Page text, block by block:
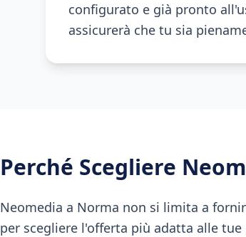
configurato e già pronto
assicurerà che tu sia
Perché Scegliere
Neomedia a Norma non si limita a
per scegliere l'offerta più adatta alle tue